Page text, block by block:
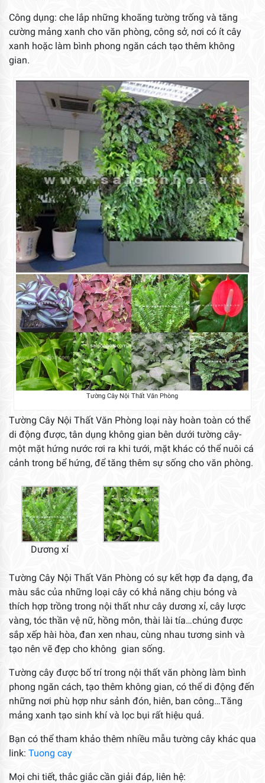
Công dụng: che lắp những khoãng tường trống và tăng
cường mảng xanh cho văn phòng, công sở, nơi có ít cây
xanh hoặc làm bình phong ngăn cách tạo thêm không
gian.
Tường Cây Nội Thất Văn Phòng
Tường Cây Nội Thất Văn Phòng loại này hoàn toàn có thể
di động được, tân dụng không gian bên dưới tường cây-
một mặt hứng nước rơi ra khi tưới, mặt khác có thể nuôi cá
cảnh trong bể hứng, để tăng thêm sự sống cho văn phòng.
Dương xỉ
Tường Cây Nội Thất Văn Phòng có sự kết hợp đa dạng, đa
màu sắc của những loại cây có khả năng chịu bóng và
thích hợp trồng trong nội thất như cây dương xỉ, cây lược
vàng, tóc thần vệ nữ, hồng môn, thài lài tía…chúng được
sắp xếp hài hòa, đan xen nhau, cùng nhau tương sinh và
tạo nên vẽ đẹp cho không gian sống.
Tường cây được bố trí trong nội thất văn phòng làm bình
phong ngăn cách, tạo thêm không gian, có thể di động đến
những nơi phù hợp như sảnh đón, hiên, ban công…Tăng
mảng xanh tạo sinh khí và lọc bụi rất hiệu quả.
Bạn có thể tham khảo thêm nhiều mẫu tường cây khác qua
link: Tuong cay
Mọi chi tiết, thắc giắc cần giải đáp, liên hệ: